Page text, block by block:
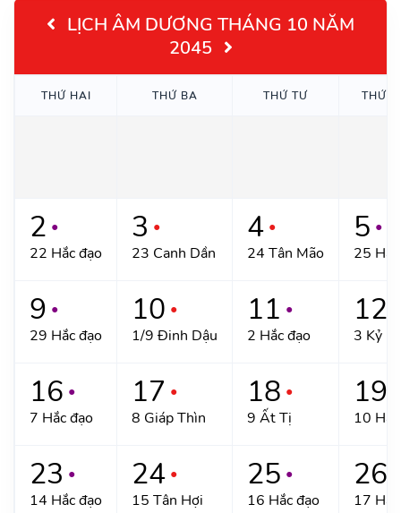
LỊCH ÂM DƯƠNG THÁNG 10 NĂM
2045
THỨ HAI THỨ BA THỨ TƯ THỨ
2 ●
22 Hắc đạo
3 ●
23 Canh Dần
4 ●
24 Tân Mão
5 ●
25
9 ●
29 Hắc đạo
10 ●
1/9 Đinh Dậu
11 ●
2 Hắc đạo
12
3 Kỷ
16 ●
7 Hắc đạo
17 ●
8 Giáp Thìn
18 ●
9 Ất Tị
19
10
23 ●
14 Hắc đạo
24 ●
15 Tân Hợi
25 ●
16 Hắc đạo
26
17